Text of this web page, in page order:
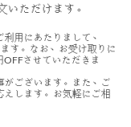
ただけます。
用にあたりまして、
す。なお、お受け取りに
させていただきま
がございます。また、ご
えします。お気軽にご相